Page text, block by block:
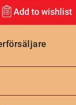
Add to wishlist